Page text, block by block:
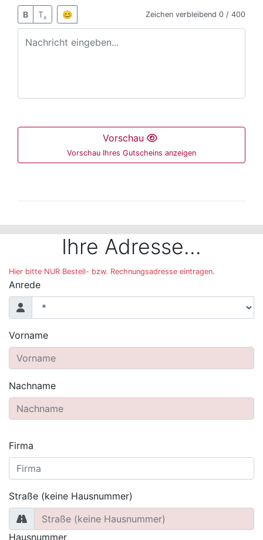
B Tx 😊 Zeichen verbleibend 0 / 400
Vorschau
Vorschau Ihres Gutscheins anzeigen
Der folgende Bereich ist nur mit der Maus
Ihre Adresse...
Hier bitte NUR Bestell- bzw. Rechnungsadresse eintragen.
Anrede
Vorname
Nachname
Firma
Straße (keine Hausnummer)
Hausnummer